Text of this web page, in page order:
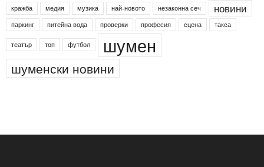
кражба медия музика най-новото незаконна сеч новини
паркинг питейна вода проверки професия сцена такса
театър топ футбол шумен
шуменски новини